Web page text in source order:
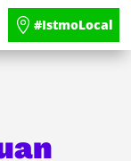
#IstmoLocal